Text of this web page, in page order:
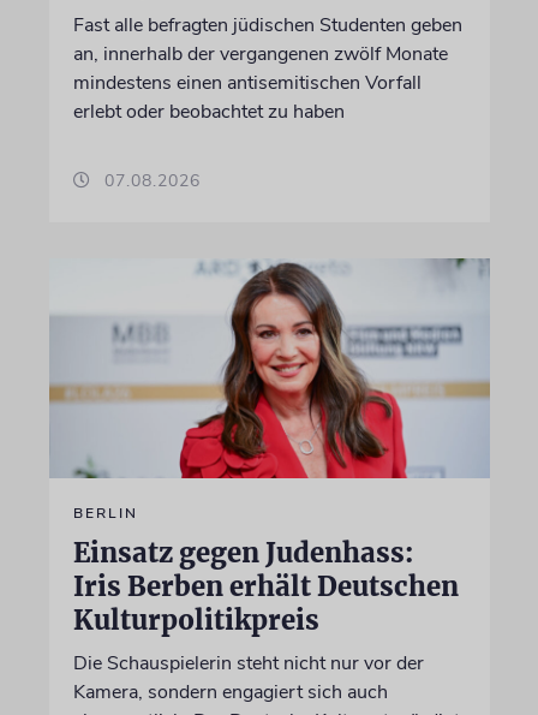
Fast alle befragten jüdischen Studenten geben
an, innerhalb der vergangenen zwölf Monate
mindestens einen antisemitischen Vorfall
erlebt oder beobachtet zu haben
07.08.2026
BERLIN
Einsatz gegen Judenhass:
Iris Berben erhält Deutschen
Kulturpolitikpreis
Die Schauspielerin steht nicht nur vor der
Kamera, sondern engagiert sich auch